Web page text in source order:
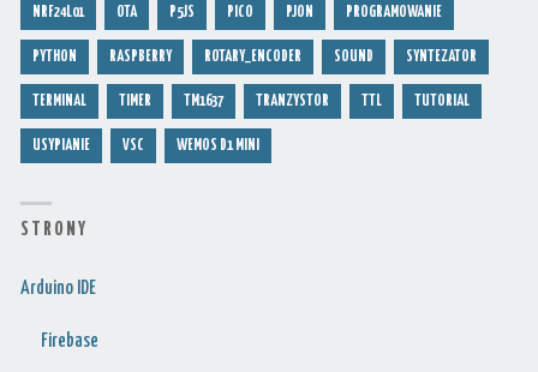
NRF24L01 OTA P5JS PICO PJON PROGRAMOWANIE
PYTHON RASPBERRY ROTARY_ENCODER SOUND SYNTEZATOR
TERMINAL TIMER TM1637 TRANZYSTOR TTL TUTORIAL
USYPIANIE VSC WEMOS D1 MINI
S T R O N Y
Arduino IDE
Firebase